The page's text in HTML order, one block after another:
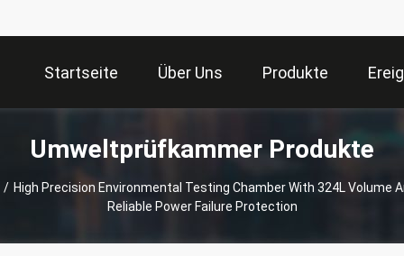
Startseite Über Uns Produkte
Umweltprüfkammer Produkte
/ High Precision Environmental Testing Chamber With 324L Volume
Reliable Power Failure Protection